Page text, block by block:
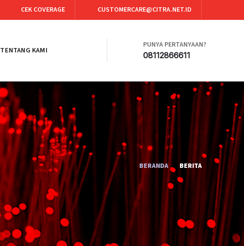
CEK COVERAGE CUSTOMERCARE@CITRA.NET.ID
TENTANG KAMI
PUNYA PERTANYAAN?
08112866611
BERANDA BERITA